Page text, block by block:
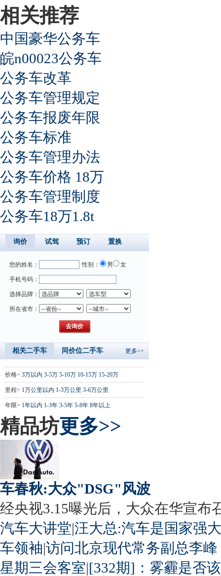
相关推荐
中国豪华公务车
皖n00023公务车
公务车改革
公务车管理规定
公务车报废年限
公务车标准
公务车管理办法
公务车价格 18万
公务车管理制度
公务车18万1.8t
询价 试驾 预订 置换
您的姓名： 性别： 男 女
手机号码：
选择品牌：
所在省市：
相关二手车 同价位二手车 更多>>
价格> 3万以内 3-5万 5-10万 10-15万 15-20万
里程> 1万公里以内 1-3万公里 3-6万公里
年限> 1年以内 1-3年 3-5年 5-8年 8年以上
精品坊更多>>
车春秋:大众"DSG"风波
经央视3.15曝光后，大众在华宣布
汽车大讲堂|汪大总:汽车是国家强
车领袖|访问北京现代常务副总李峰
星期三会客室|[332期]：雾霾是否